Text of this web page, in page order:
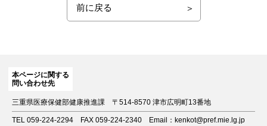
前に戻る
本ページに関する
問い合わせ先
三重県医療保健部健康推進課 〒514-8570 津市広明町13番地
TEL 059-224-2294 FAX 059-224-2340 Email：kenkot@pref.mie.lg.jp